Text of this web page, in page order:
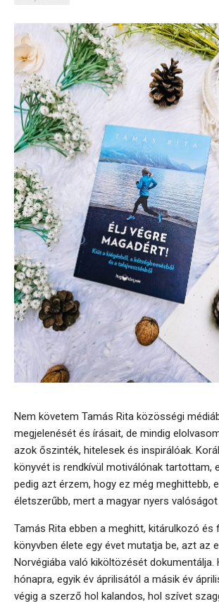
Rólam
Nem követem Tamás Rita közösségi
megjelenését és írásait, de mindig
azok őszinték, hitelesek és inspirálóak.
könyvét is rendkívül motiválónak tartottam,
pedig azt érzem, hogy ez még meghittebb,
életszerűbb, mert a magyar nyers
Tamás Rita ebben a meghitt, kitárulkozó és
könyvben élete egy évet mutatja be, azt az
Norvégiába való kiköltözését dokumentálja.
hónapra, egyik év áprilisától a másik év
végig a szerző hol kalandos, hol szívet